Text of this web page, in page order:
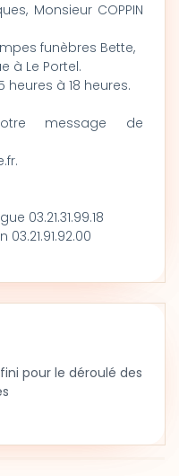
Monsieur COPPIN
funèbres Bette,
à Le Portel.
heures à 18 heures.
message de
03.21.31.99.18
pour le déroulé des